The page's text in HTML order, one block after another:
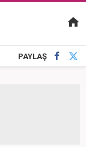
PAYLAŞ